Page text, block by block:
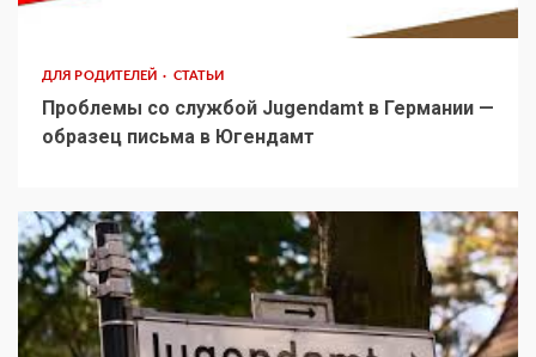
ДЛЯ РОДИТЕЛЕЙ СТАТЬИ
Проблемы со службой Jugendamt в Германии —
образец письма в Югендамт